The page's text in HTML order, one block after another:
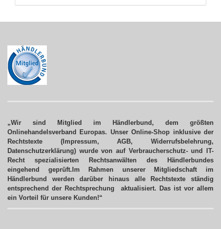
„Wir sind Mitglied im Händlerbund, dem größten
Onlinehandelsverband Europas. Unser Online-Shop inklusive der
Rechtstexte (Impressum, AGB, Widerrufsbelehrung,
Datenschutzerklärung) wurde von auf Verbraucherschutz- und IT-
Recht spezialisierten Rechtsanwälten des Händlerbundes
eingehend geprüft.Im Rahmen unserer Mitgliedschaft im
Händlerbund werden darüber hinaus alle Rechtstexte ständig
entsprechend der Rechtsprechung aktualisiert. Das ist vor allem
ein Vorteil für unsere Kunden!“